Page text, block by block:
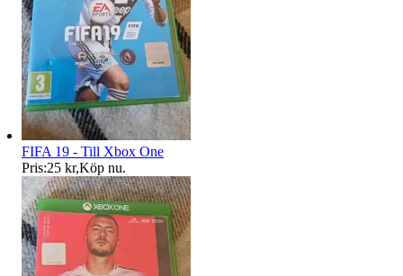
FIFA 19 - Till Xbox One
Pris:25 kr,Köp nu.